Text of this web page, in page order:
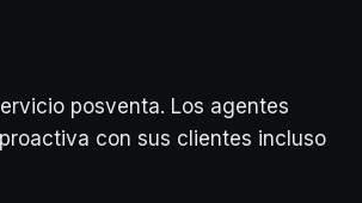
posventa. Los agentes
con sus clientes incluso